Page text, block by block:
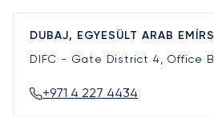
DUBAJ, EGYESÜLT ARAB
DIFC - Gate District 4, Office
+971 4 227 4434